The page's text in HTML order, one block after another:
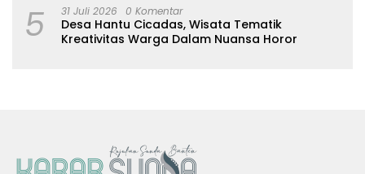
5 31 Juli 2026 0 Komentar
Desa Hantu Cicadas, Wisata Tematik
Kreativitas Warga Dalam Nuansa Horor